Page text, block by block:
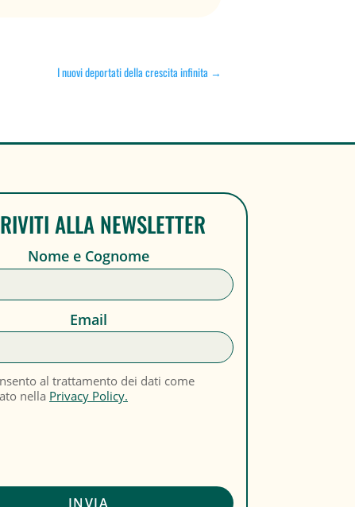
I nuovi deportati della crescita infinita→
ALLA NEWSLETTER
Nome e Cognome
Email
al trattamento dei dati come
nella Privacy Policy.